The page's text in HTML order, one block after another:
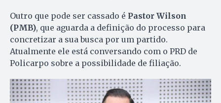
Outro que pode ser cassado é Pastor Wilson
(PMB), que aguarda a definição do processo para
concretizar a sua busca por um partido.
Atualmente ele está conversando com o PRD de
Policarpo sobre a possibilidade de filiação.